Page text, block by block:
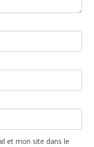
et mon site dans le